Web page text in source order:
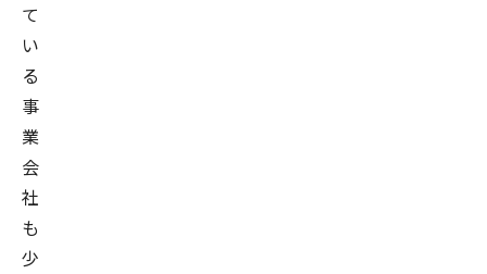
て
い
る
事
業
会
社
も
少